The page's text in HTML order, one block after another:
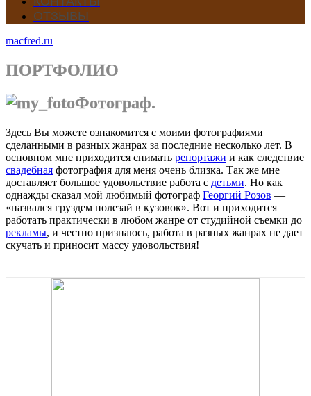
ОТЗЫВЫ
macfred.ru
ПОРТФОЛИО
Фотограф.
Здесь Вы можете ознакомится с моими фотографиями
сделанными в разных жанрах за последние несколько лет. В
основном мне приходится снимать репортажи и как следствие
свадебная фотография для меня очень близка. Так же мне
доставляет большое удовольствие работа с детьми. Но как
однажды сказал мой любимый фотограф Георгий Розов —
«назвался груздем полезай в кузовок». Вот и приходится
работать практически в любом жанре от студийной съемки до
рекламы, и честно признаюсь, работа в разных жанрах не дает
скучать и приносит массу удовольствия!